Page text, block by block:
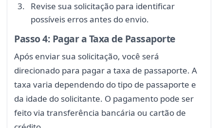
Revise sua solicitação para identificar
possíveis erros antes do envio.
Passo 4: Pagar a Taxa de Passaporte
Após enviar sua solicitação, você será
direcionado para pagar a taxa de passaporte. A
taxa varia dependendo do tipo de passaporte e
da idade do solicitante. O pagamento pode ser
feito via transferência bancária ou cartão de